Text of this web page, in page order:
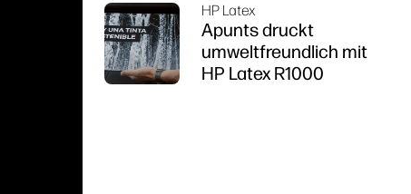
HP Latex
Apunts druckt
umweltfreundlich mit
HP Latex R1000